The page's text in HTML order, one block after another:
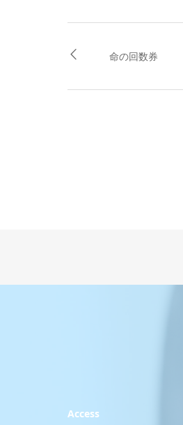
命の回数券
Access